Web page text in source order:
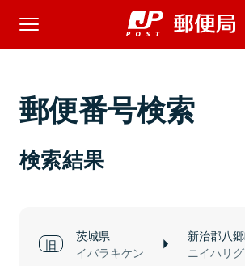
郵便番号検索
検索結果
茨城県
イバラキケン
新治郡八
ニイハリ